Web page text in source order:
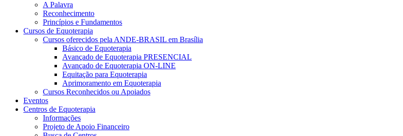
A Palavra
Reconhecimento
Princípios e Fundamentos
Cursos de Equoterapia
Cursos oferecidos pela ANDE-BRASIL em Brasília
Básico de Equoterapia
Avançado de Equoterapia PRESENCIAL
Avançado de Equoterapia ON-LINE
Equitação para Equoterapia
Aprimoramento em Equoterapia
Cursos Reconhecidos ou Apoiados
Eventos
Centros de Equoterapia
Informações
Projeto de Apoio Financeiro